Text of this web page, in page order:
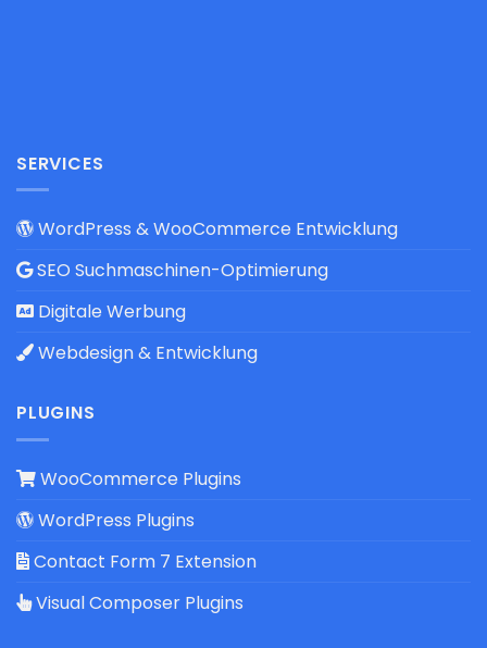
SERVICES
WordPress & WooCommerce Entwicklung
SEO Suchmaschinen-Optimierung
Digitale Werbung
Webdesign & Entwicklung
PLUGINS
WooCommerce Plugins
WordPress Plugins
Contact Form 7 Extension
Visual Composer Plugins